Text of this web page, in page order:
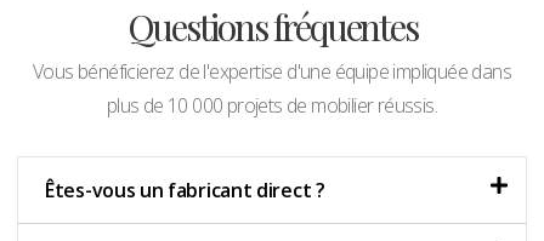
Questions fréquentes
Vous bénéficierez de l'expertise d'une équipe impliquée dans
plus de 10 000 projets de mobilier réussis.
Êtes-vous un fabricant direct ?